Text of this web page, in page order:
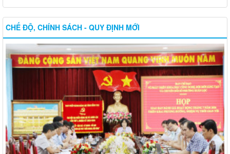
CHẾ ĐỘ, CHÍNH SÁCH - QUY ĐỊNH MỚI